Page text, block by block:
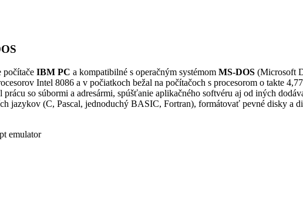
počítače IBM PC a kompatibilné s operačným systémom MS-DOS (Microsoft
Intel 8086 a v počiatkoch bežal na počítačoch s procesorom o takte
so súbormi a adresármi, spúšťanie aplikačného softvéru aj od iných
jazykov (C, Pascal, jednoduchý BASIC, Fortran), formátovať pevné disky a
emulator